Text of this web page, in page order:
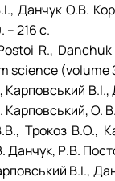
Данчук О.В.
– 216 с.
R.,
science (volume
Карповський
Карповський, О.
Трокоз В.О.,
Р.В.
B.I.,